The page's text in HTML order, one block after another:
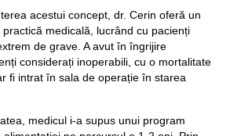
acestui concept, dr. Cerin oferă un
medicală, lucrând cu pacienți
de grave. A avut în îngrijire
considerați inoperabili, cu o mortalitate
fi intrat în sala de operație în starea
medicul i-a supus unui program